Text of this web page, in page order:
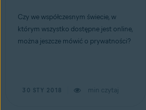
Czy we współczesnym świecie, w
którym wszystko dostępne jest online,
można jeszcze mówić o prywatności?
30 STY 2018 min czytaj